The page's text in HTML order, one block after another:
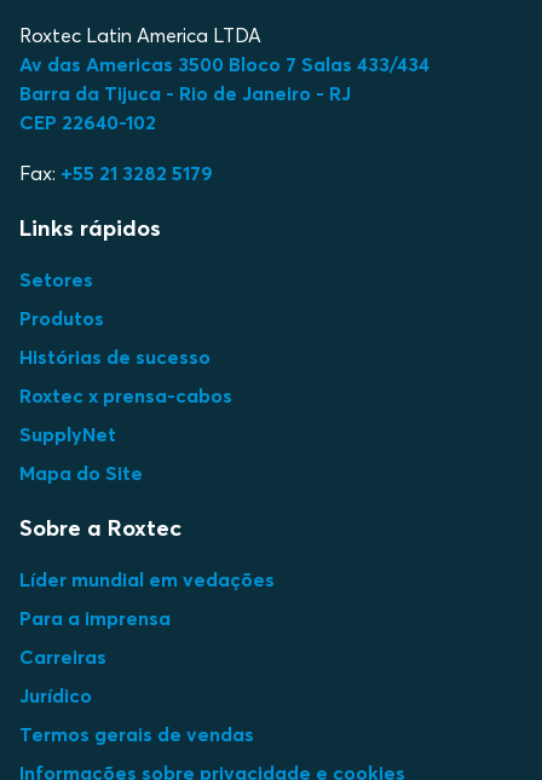
Roxtec Latin America LTDA
Av das Americas 3500 Bloco 7 Salas 433/434
Barra da Tijuca - Rio de Janeiro - RJ
CEP 22640-102
Fax: +55 21 3282 5179
Links rápidos
Setores
Produtos
Histórias de sucesso
Roxtec x prensa-cabos
SupplyNet
Mapa do Site
Sobre a Roxtec
Líder mundial em vedações
Para a imprensa
Carreiras
Jurídico
Termos gerais de vendas
Informações sobre privacidade e cookies